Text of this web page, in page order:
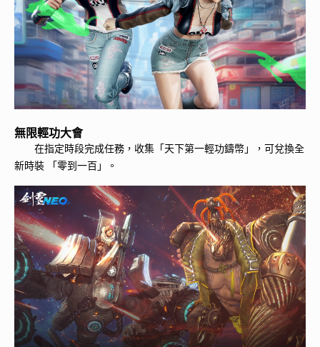
無限輕功大會
在指定時段完成任務，收集「天下第一輕功鑄幣」，可兌換全
新時裝 「零到一百」。